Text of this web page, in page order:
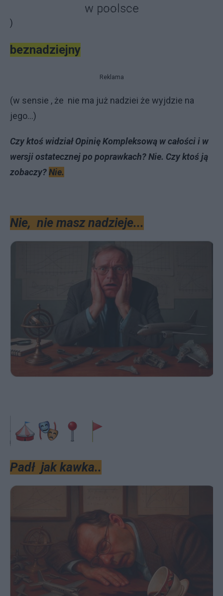
)
beznadziejny
Reklama
(w sensie , że nie ma już nadziei że wyjdzie na
jego...)
Czy ktoś widział Opinię Kompleksową w całości i w
wersji ostatecznej po poprawkach? Nie. Czy ktoś ją
zobaczy?Nie.
Nie, nie masz nadzieje...
Padł jak kawka..